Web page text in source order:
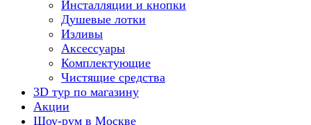
Инсталляции и кнопки
Душевые лотки
Изливы
Аксессуары
Комплектующие
Чистящие средства
3D тур по магазину
Акции
Шоу-рум в Москве